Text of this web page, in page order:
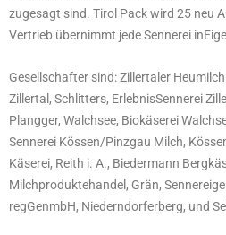
zugesagt sind. Tirol Pack wird 25 neu
Vertrieb übernimmt jede Sennerei
Gesellschafter sind: Zillertaler
Zillertal, Schlitters, ErlebnisSennerei
Plangger, Walchsee, Biokäserei
Sennerei Kössen/Pinzgau Milch,
Käserei, Reith i. A., Biedermann
Milchproduktehandel, Grän,
regGenmbH, Niederndorferberg, und